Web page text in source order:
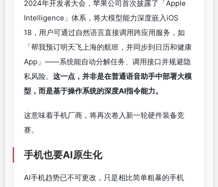
2024年开发者大会，苹果公司首次披露了「Apple
Intelligence」体系，将大模型能力深度嵌入iOS
18，用户可通过自然语言直接调用跨应用服务，如
「帮我预订明天飞上海的航班，并同步到日历和健康
App」——系统能自动分解任务、调用接口并规避隐
私风险。 这一点，并非是在普通语音助手中部署大模
型，而是基于操作系统的深度AI指令能力。
这意味着手机厂商，将再次卷入新一轮硬件装备竞
赛。
手机也要AI原生化
AI手机趋势已不可更改，只是相比简单粗暴的手机